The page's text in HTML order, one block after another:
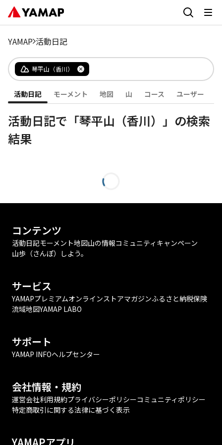
YAMAP 活動日記
琴平山（香川）
活動日記 モーメント 地図 山 コース ユーザー
活動日記で「琴平山（香川）」の検索
結果
コンテンツ
活動日記モーメント地図山の情報コミュニティ キャンペーン
山歩（さんぽ）しよう。
サービス
YAMAPプレミアムオンラインストアマガジンふるさと納税保険
流域地図YAMAP LABO
サポート
YAMAP INFOヘルプセンター
会社情報・規約
運営会社利用規約プライバシーポリシーコミュニティポリシー
特定商取引に関する法律に基づく表示